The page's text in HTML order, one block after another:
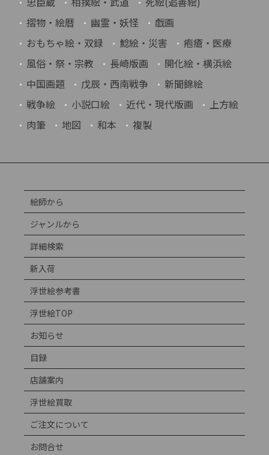
摺物・絵暦
幽霊・妖怪
戯画
おもちゃ絵・双録
鯰絵・災害
疱瘡・医療
風俗・祭・宗教
長崎版画
開化絵・横浜絵
中国画題
戊辰・西南戦争
新聞錦絵
戦争絵
小説口絵 近代・現代版画
上方絵
肉筆
地図 和本 複製
絵師から
ジャンルから
詳細検索
新入荷
浮世絵参考書
浮世絵TOP
お知らせ
目録
店舗案内
浮世絵買取
ご注文について
お問合せ